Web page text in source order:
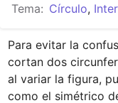
Tema: Círculo,
Para evitar la
cortan dos
al variar la figura,
como el simétrico